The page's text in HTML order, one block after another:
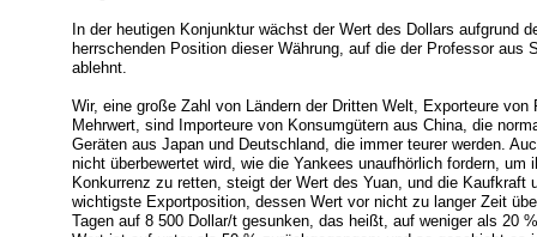
In der heutigen Konjunktur wächst der Wert des Dollars aufgrund
herrschenden Position dieser Währung, auf die der Professor aus
ablehnt.
Wir, eine große Zahl von Ländern der Dritten Welt, Exporteure
Mehrwert, sind Importeure von Konsumgütern aus China, die
Geräten aus Japan und Deutschland, die immer teurer werden.
nicht überbewertet wird, wie die Yankees unaufhörlich fordern, um
Konkurrenz zu retten, steigt der Wert des Yuan, und die
wichtigste Exportposition, dessen Wert vor nicht zu langer Zeit
Tagen auf 8 500 Dollar/t gesunken, das heißt, auf weniger als 20